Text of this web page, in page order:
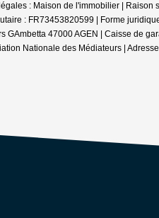
: Maison de l'immobilier | Raison
: FR73453820599 | Forme
GAmbetta 47000 AGEN | Caisse de
Nationale des Médiateurs |